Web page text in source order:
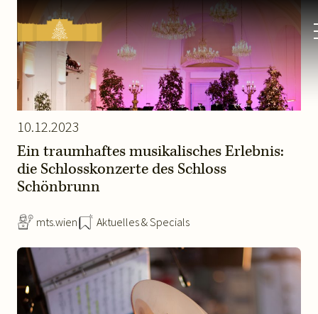
Kultur-
&
Weihnachtsmarkt
Schloss
Schönbrunn
10.12.2023
Ein traumhaftes musikalisches Erlebnis:
die Schlosskonzerte des Schloss
Schönbrunn
mts.wien Aktuelles & Specials